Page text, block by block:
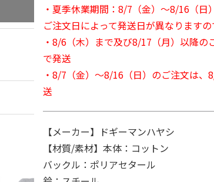
・夏季休業期間：8/7（金）～8/16（日）
ご注文日によって発送日が異なりますの
・8/6（木）まで及び8/17（月）以降
で発送
・8/7（金）～8/16（日）のご注文は
送
【メーカー】ドギーマンハヤシ
【材質/素材】本体：コットン
バックル：ポリアセタール